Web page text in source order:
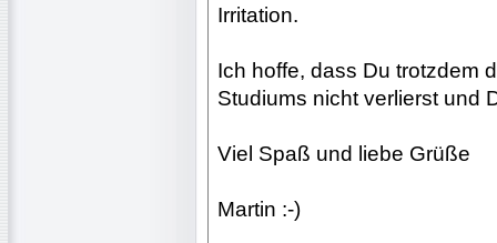
Irritation.
Ich hoffe, dass Du trotzdem
Studiums nicht verlierst und
Viel Spaß und liebe Grüße
Martin :-)